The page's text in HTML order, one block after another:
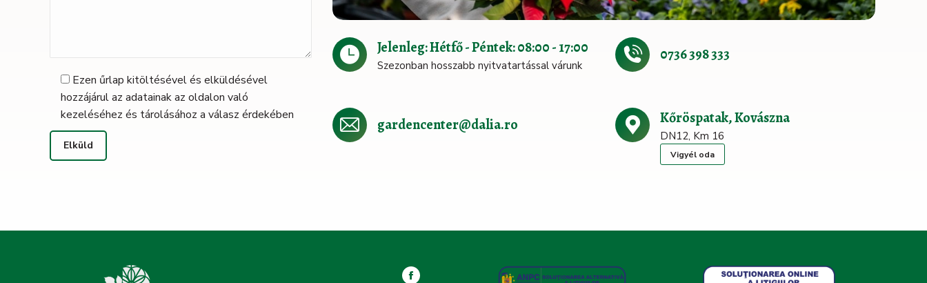
Ezen űrlap kitöltésével és elküldésével
hozzájárul az adatainak az oldalon való
kezeléséhez és tárolásához a válasz érdekében
Jelenleg: Hétfő - Péntek: 08:00 - 17:00
Szezonban hosszabb nyitvatartással várunk
0736 398 333
gardencenter@dalia.ro Kőröspatak, Kovászna
DN12, Km 16
Vigyél oda